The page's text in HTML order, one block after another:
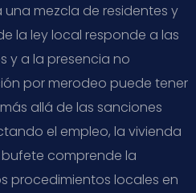
una mezcla de residentes y
la ley local responde a las
y a la presencia no
por merodeo puede tener
allá de las sanciones
el empleo, la vivienda
bufete comprende la
procedimientos locales en